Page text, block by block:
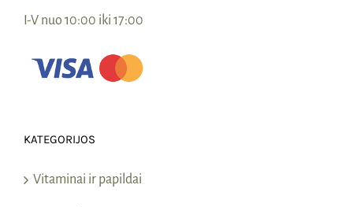
I-V nuo 10:00 iki 17:00
KATEGORIJOS
Vitaminai ir papildai